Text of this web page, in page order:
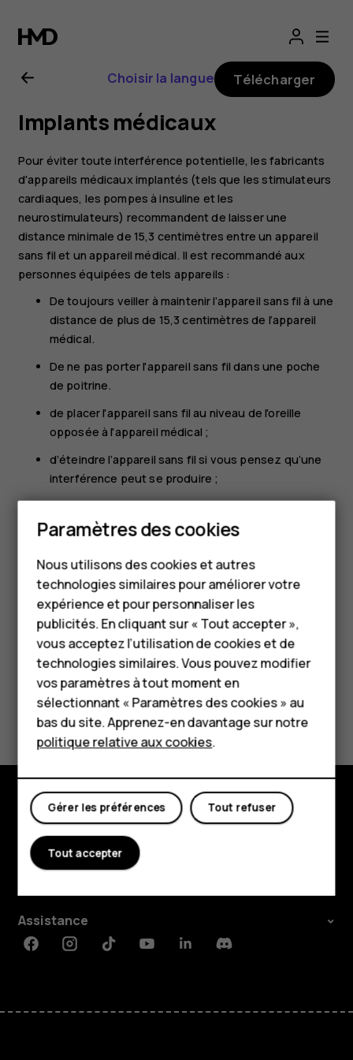
Guide
de
l'utilisateur
Nokia
2.1
Smartphones
Téléphones classiques
HMD Terra M
Pour les entreprises
Tablettes
Boutique
Mon compte
Choisir la langue Télécharger
Implants médicaux
Pour éviter toute interférence potentielle, les fabricants
d'appareils médicaux implantés (tels que les stimulateurs
cardiaques, les pompes à insuline et les
neurostimulateurs) recommandent de laisser une
distance minimale de 15,3 centimètres entre un appareil
sans fil et un appareil médical. Il est recommandé aux
personnes équipées de tels appareils :
De toujours veiller à maintenir l’appareil sans fil à une
distance de plus de 15,3 centimètres de l’appareil
médical.
De ne pas porter l'appareil sans fil dans une poche
de poitrine.
de placer l'appareil sans fil au niveau de l'oreille
opposée à l'appareil médical ;
d’éteindre l’appareil sans fil si vous pensez qu’une
interférence peut se produire ;
de suivre les instructions fournies par le fabricant
de l’implant médical.
concernant l'utilisation de votre appareil sans fil,
consultez votre médecin.
Avez-vous trouvé cela utile?
Oui Non
Boutique
À propos
Assistance
FacebookInstagramTiktokYoutubeLinkedinDiscord
Paramètres des cookies
Nous utilisons des cookies et autres
technologies similaires pour améliorer votre
expérience et pour personnaliser les
publicités. En cliquant sur « Tout accepter »,
vous acceptez l’utilisation de cookies et de
technologies similaires. Vous pouvez modifier
vos paramètres à tout moment en
sélectionnant « Paramètres des cookies » au
bas du site. Apprenez-en davantage sur notre
politique relative aux cookies.
Tout refuser
Gérer les préférences
Tout accepter